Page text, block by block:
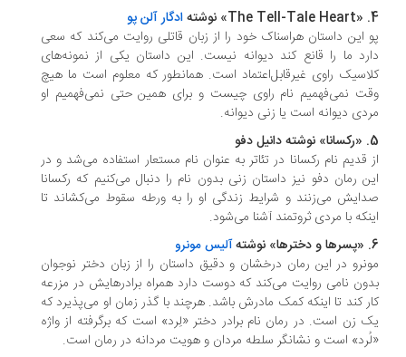
ادگار آلن پو
این داستان هراسناک خود را از زبان قاتلی روایت می‌کند که سعی
ما را قانع کند دیوانه نیست. این داستان یکی از نمونه‌های
راوی غیرقابل‌اعتماد است. همانطور که معلوم است ما هیچ
نمی‌فهمیم نام راوی چیست و برای همین حتی نمی‌فهمیم او
دیوانه است یا زنی دیوانه.
قدیم نام رکسانا در تئاتر به عنوان نام مستعار استفاده می‌شد و در
رمان دفو نیز داستان زنی بدون نام را دنبال می‌کنیم که رکسانا
می‌زنند و شرایط زندگی او را به ورطه سقوط می‌کشاند تا
با مردی ثروتمند آشنا می‌شود.
آلیس مونرو
در این رمان درخشان و دقیق داستان را از زبان دختر نوجوان
نامی روایت می‌کند که دوست دارد همراه برادر‌هایش در مزرعه
کند تا اینکه کمک مادرش باشد. هرچند با گذر زمان او می‌پذیرد که
زن است. در رمان نام برادر دختر «لِرد» است که برگرفته از واژه
است و نشانگر سلطه مردان و هویت مردانه در رمان است.